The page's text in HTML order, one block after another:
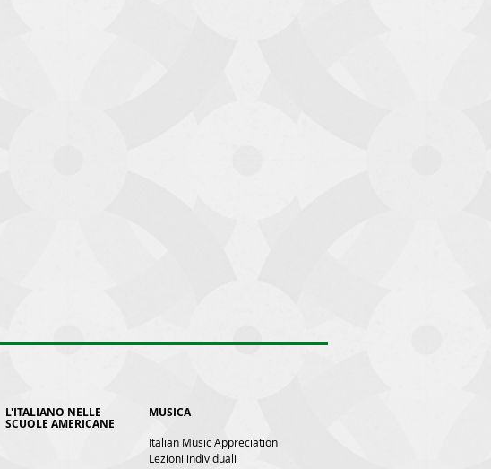
L'ITALIANO NELLE
SCUOLE AMERICANE
MUSICA
Italian Music Appreciation
Lezioni individuali